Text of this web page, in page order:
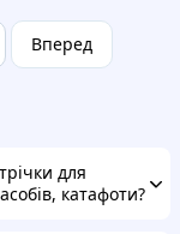
Вперед
для
катафоти?